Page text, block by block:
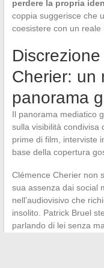
perdere la propria
coppia suggerisce che
coesistere con un
Cherier: un
panorama
Il panorama mediatico
sulla visibilità condivisa
prime di film, interviste
base della copertura
Clémence Cherier non
sua assenza dai social
nell’audiovisivo che
insolito. Patrick Bruel
parlando di lei senza